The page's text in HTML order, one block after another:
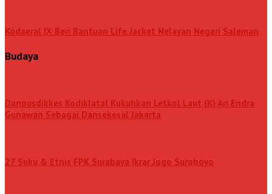
Kodaeral IX Beri Bantuan Life Jacket Nelayan Negeri Saleman
Budaya
Danpusdikkes Kodiklatal Kukuhkan Letkol Laut (K) Ari Endra
Gunawan Sebagai Dansekesal Jakarta
27 Suku & Etnis FPK Surabaya Ikrar Jogo Suroboyo